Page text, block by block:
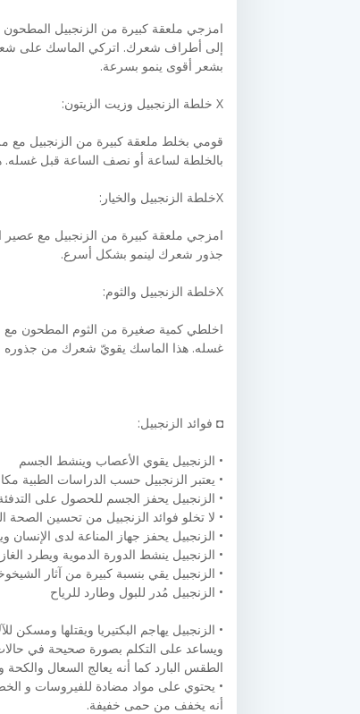
امزجي ملعقة كبيرة من الزنجبيل
إلى أطراف شعرك. اتركي الماسك على
بشعر أقوى ينمو بسرعة.
X خلطة الزنجبيل وزيت الزيتون:
قومي بخلط ملعقة كبيرة من الزنجبيل مع
بالخلطة لساعة أو نصف الساعة قبل
Xخلطة الزنجبيل والخيار:
امزجي ملعقة كبيرة من الزنجبيل مع
جذور شعرك لينمو بشكل أسرع.
Xخلطة الزنجبيل والثوم:
اخلطي كمية صغيرة من الثوم المطحون
غسله. هذا الماسك يقويّ شعرك من جذوره
◘ فوائد الزنجبيل:
• الزنجبيل يقوي الأعصاب وينشط الجسم
• يعتبر الزنجبيل حسب الدراسات الطبية
• الزنجبيل يحفز الجسم للحصول على
• لا تخلو فوائد الزنجبيل من تحسين الصحة
• الزنجبيل يحفز جهاز المناعة لدى الإنسان
• الزنجبيل ينشط الدورة الدموية ويطرد
• الزنجبيل يقي بنسبة كبيرة من آثار
• الزنجبيل مُدر للبول وطارد للرياح
• الزنجبيل يهاجم البكتيريا ويقتلها ومسكن
ويساعد على التكلم بصورة صحيحة في
الطقس البارد كما أنه يعالج السعال والكحة
• يحتوي على مواد مضادة للفيروسات و
أنه يخفف من حمى خفيفة.